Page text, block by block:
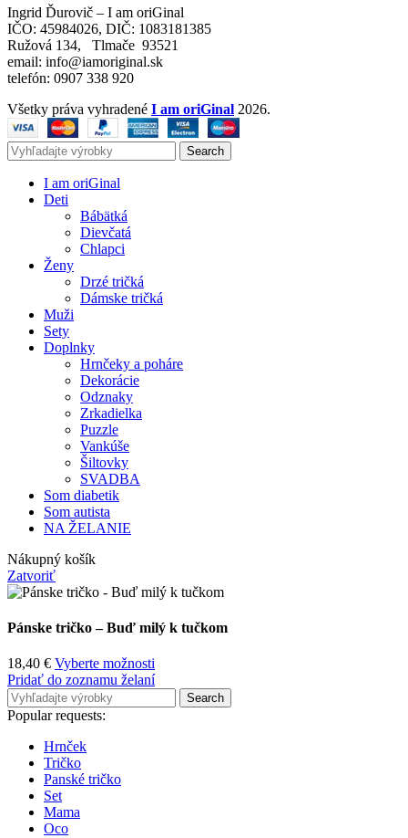
Ingrid Ďurovič – I am oriGinal
IČO: 45984026, DIČ: 1083181385
Ružová 134, Tlmače 93521
email: info@iamoriginal.sk
telefón: 0907 338 920
Všetky práva vyhradené I am oriGinal 2026.
Search
I am oriGinal
Deti
Bábätká
Dievčatá
Chlapci
Ženy
Drzé tričká
Dámske tričká
Muži
Sety
Doplnky
Hrnčeky a poháre
Dekorácie
Odznaky
Zrkadielka
Puzzle
Vankúše
Šiltovky
SVADBA
Som diabetik
Som autista
NA ŽELANIE
Nákupný košík
Zatvoriť
Pánske tričko – Buď milý k tučkom
18,40 € Vyberte možnosti
Pridať do zoznamu želaní
Search
Popular requests:
Hrnček
Tričko
Panské tričko
Set
Mama
Oco